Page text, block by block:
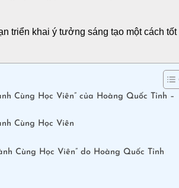
triển khai ý tưởng sáng tạo một cách tốt
Cùng Học Viên” của Hoàng Quốc Tỉnh –
Cùng Học Viên
Cùng Học Viên” do Hoàng Quốc Tỉnh